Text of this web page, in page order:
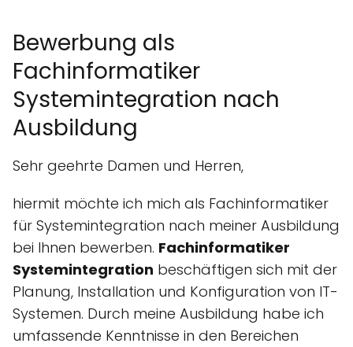
Bewerbung als
Fachinformatiker
Systemintegration nach
Ausbildung
Sehr geehrte Damen und Herren,
hiermit möchte ich mich als Fachinformatiker
für Systemintegration nach meiner Ausbildung
bei Ihnen bewerben. Fachinformatiker
Systemintegration beschäftigen sich mit der
Planung, Installation und Konfiguration von IT-
Systemen. Durch meine Ausbildung habe ich
umfassende Kenntnisse in den Bereichen